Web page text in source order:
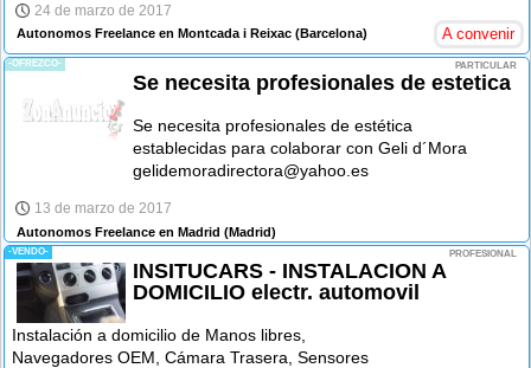
24 de marzo de 2017
Autonomos Freelance en Montcada i Reixac (Barcelona) A convenir
-OFREZCO- PARTICULAR
Se necesita profesionales de estetica
Se necesita profesionales de estética
establecidas para colaborar con Geli d´Mora
gelidemoradirectora@yahoo.es
13 de marzo de 2017
Autonomos Freelance en Madrid (Madrid)
-VENDO- PROFESIONAL
INSITUCARS - INSTALACION A
DOMICILIO electr. automovil
Instalación a domicilio de Manos libres,
Navegadores OEM, Cámara Trasera, Sensores